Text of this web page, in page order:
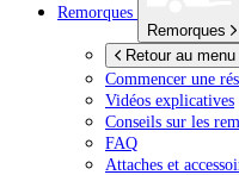
Remorques
Remorques
Retour au menu
Commencer une
Vidéos explicatives
Conseils sur les
FAQ
Attaches et